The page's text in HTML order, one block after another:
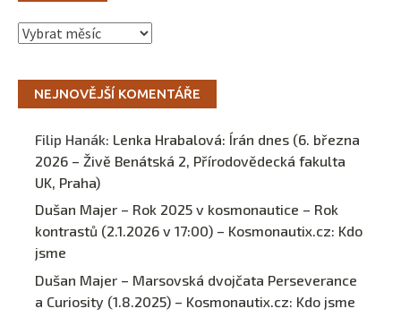
Archivy
NEJNOVĚJŠÍ KOMENTÁŘE
Filip Hanák: Lenka Hrabalová: Írán dnes (6. března
2026 – Živě Benátská 2, Přírodovědecká fakulta
UK, Praha)
Dušan Majer – Rok 2025 v kosmonautice – Rok
kontrastů (2.1.2026 v 17:00) – Kosmonautix.cz: Kdo
jsme
Dušan Majer – Marsovská dvojčata Perseverance
a Curiosity (1.8.2025) – Kosmonautix.cz: Kdo jsme